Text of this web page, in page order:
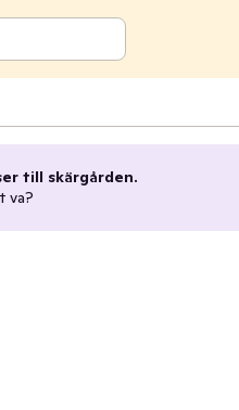
till skärgården.
va?